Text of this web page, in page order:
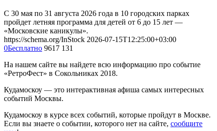
С 30 мая по 31 августа 2026 года в 10 городских парках
пройдет летняя программа для детей от 6 до 15 лет —
«Московские каникулы».
https://schema.org/InStock 2026-07-15T12:25:00+03:00
0Бесплатно 9617 131
На нашем сайте вы найдете всю информацию про событие
«РетроФест» в Сокольниках 2018.
Кудамоскоу — это интерактивная афиша самых интересных
событий Москвы.
Кудамоскоу в курсе всех событий, которые пройдут в Москве.
Если вы знаете о событии, которого нет на сайте, сообщите